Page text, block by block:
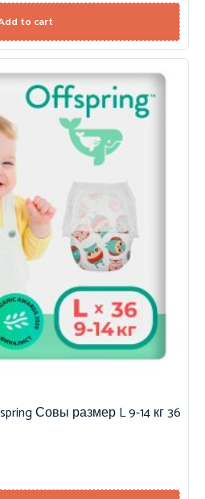
to cart
Совы размер L 9-14 кг 36